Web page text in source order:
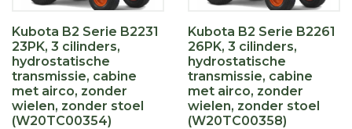
Kubota B2 Serie B2231
23PK, 3 cilinders,
hydrostatische
transmissie, cabine
met airco, zonder
wielen, zonder stoel
(W20TC00354)
Kubota B2 Serie B2261
26PK, 3 cilinders,
hydrostatische
transmissie, cabine
met airco, zonder
wielen, zonder stoel
(W20TC00358)